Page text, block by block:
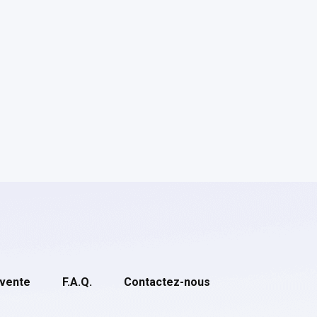
F.A.Q. Contactez-nous